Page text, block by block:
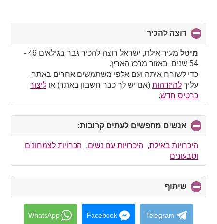
רוצה להכיר
to
collapse
contents
מיטל
מעיר אילת, ישראל רוצה להכיר גבר בגילאים 46 -
54 שנים באזור מרכז הארץ.
כדי לשוחח איתה ועם אלפי משתמשים אחרים באתר,
עליךלהיזדהות (אם יש לך כבר חשבון באתר) אוליצור
כרטיס חדש.
אנשים מחפשים לעתים קרובות:
to
collapse
היכרויות באילת, היכרויות עם נשים, הכרויות לצמחונים
וטבעונים
שיתוף
to
collapse
contents
Telegram
Facebook
WhatsApp